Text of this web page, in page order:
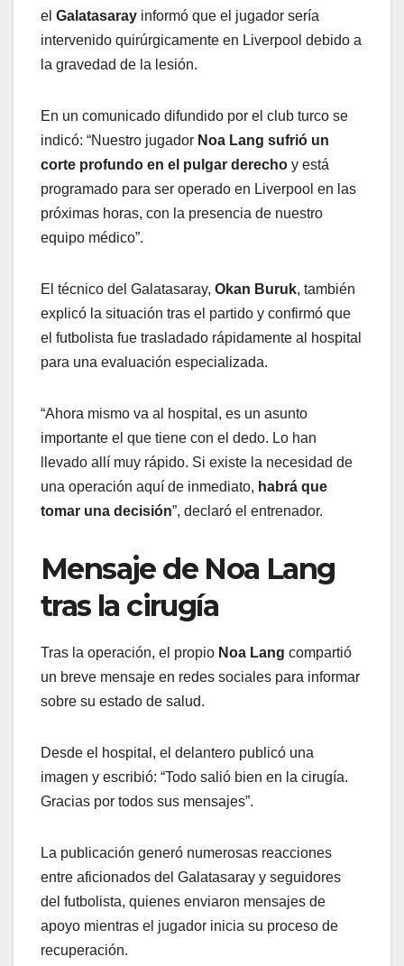
el Galatasaray informó que el jugador sería
intervenido quirúrgicamente en Liverpool debido a
la gravedad de la lesión.
En un comunicado difundido por el club turco se
indicó: “Nuestro jugador Noa Lang sufrió un
corte profundo en el pulgar derecho y está
programado para ser operado en Liverpool en las
próximas horas, con la presencia de nuestro
equipo médico”.
El técnico del Galatasaray, Okan Buruk, también
explicó la situación tras el partido y confirmó que
el futbolista fue trasladado rápidamente al hospital
para una evaluación especializada.
“Ahora mismo va al hospital, es un asunto
importante el que tiene con el dedo. Lo han
llevado allí muy rápido. Si existe la necesidad de
una operación aquí de inmediato, habrá que
tomar una decisión”, declaró el entrenador.
Mensaje de Noa Lang
tras la cirugía
Tras la operación, el propio Noa Lang compartió
un breve mensaje en redes sociales para informar
sobre su estado de salud.
Desde el hospital, el delantero publicó una
imagen y escribió: “Todo salió bien en la cirugía.
Gracias por todos sus mensajes”.
La publicación generó numerosas reacciones
entre aficionados del Galatasaray y seguidores
del futbolista, quienes enviaron mensajes de
apoyo mientras el jugador inicia su proceso de
recuperación.